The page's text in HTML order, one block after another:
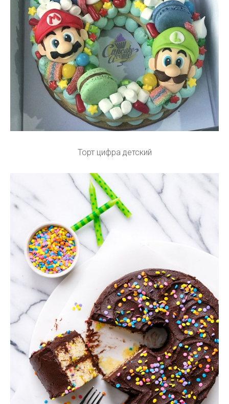
Торт цифра детский